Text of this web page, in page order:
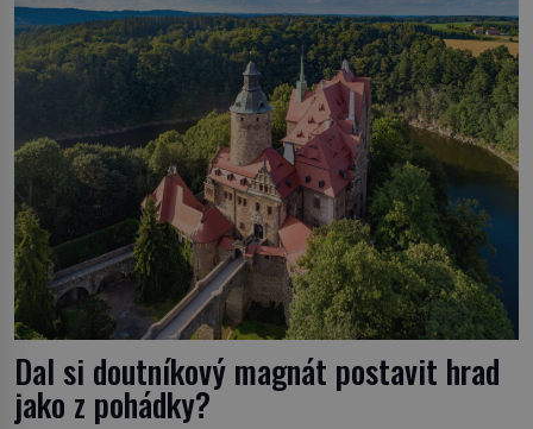
„Je to ošklivá špičatá tiára,“ zhodnotil klenot britský
politik Sir Henry Channon (1897–1958), když si […]
Dal si doutníkový magnát postavit hrad
jako z pohádky?